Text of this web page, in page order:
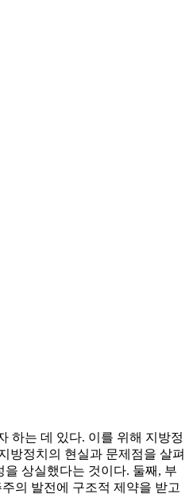
하는 데 있다. 이를 위해 지방정
방정치의 현실과 문제점을 살펴
상실했다는 것이다. 둘째, 부
의 발전에 구조적 제약을 받고